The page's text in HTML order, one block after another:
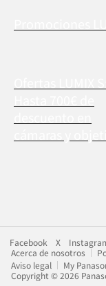
Facebook X
Acerca de nosotros
Aviso legal
My
Copyright © 2026